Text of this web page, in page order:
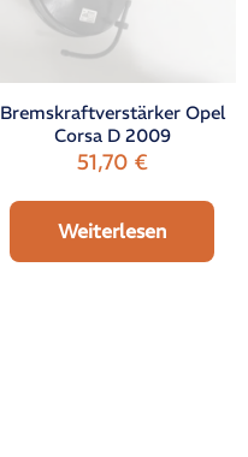
Bremskraftverstärker Opel
Corsa D 2009
51,70 €
Weiterlesen